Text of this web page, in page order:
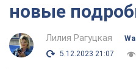
новые
Лилия Рагуцкая
5.12.2023 21:07